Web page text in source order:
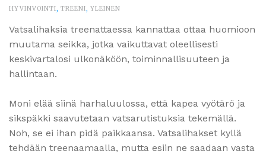
HYVINVOINTI, TREENI, YLEINEN
Vatsalihaksia treenattaessa kannattaa ottaa huomioon
muutama seikka, jotka vaikuttavat oleellisesti
keskivartalosi ulkonäköön, toiminnallisuuteen ja
hallintaan.
Moni elää siinä harhaluulossa, että kapea vyötärö ja
sikspäkki saavutetaan vatsarutistuksia tekemällä.
Noh, se ei ihan pidä paikkaansa. Vatsalihakset kyllä
tehdään treenaamaalla, mutta esiin ne saadaan vasta